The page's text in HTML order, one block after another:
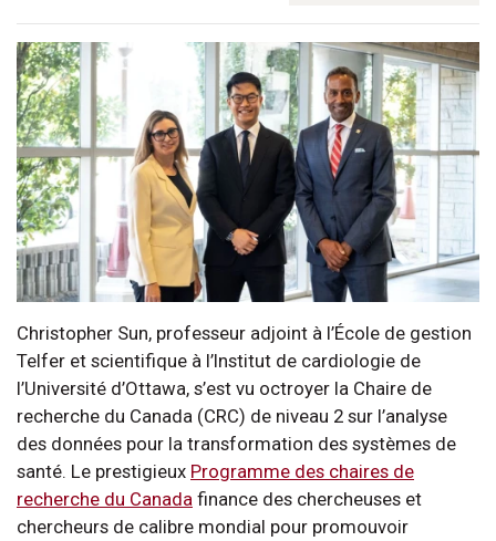
Christopher Sun, professeur adjoint à l’École de gestion
Telfer et scientifique à l’Institut de cardiologie de
l’Université d’Ottawa, s’est vu octroyer la Chaire de
recherche du Canada (CRC) de niveau 2 sur l’analyse
des données pour la transformation des systèmes de
santé. Le prestigieux Programme des chaires de
recherche du Canada finance des chercheuses et
chercheurs de calibre mondial pour promouvoir